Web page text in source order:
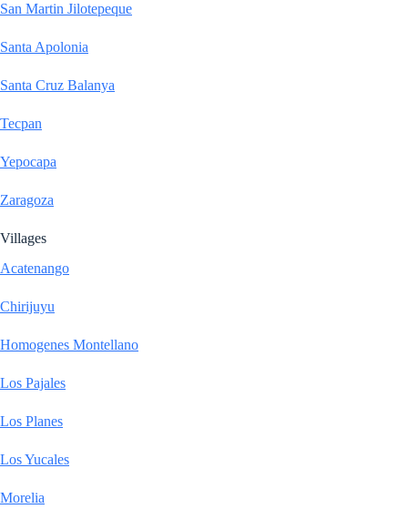
San Martin Jilotepeque
Santa Apolonia
Santa Cruz Balanya
Tecpan
Yepocapa
Zaragoza
Villages
Acatenango
Chirijuyu
Homogenes Montellano
Los Pajales
Los Planes
Los Yucales
Morelia